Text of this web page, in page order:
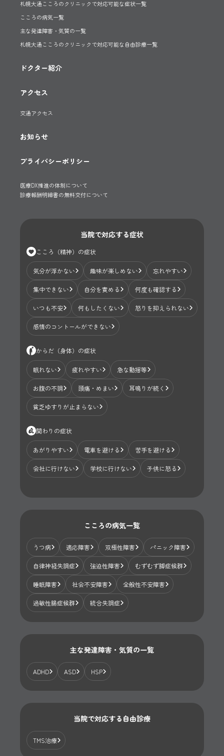
札幌大通こころのクリニックで対応可能な症状一覧
こころの病気一覧
主な発達障害・気質の一覧
札幌大通こころのクリニックで対応可能な自由診療一覧
ドクター紹介
アクセス
交通アクセス
お知らせ
プライバシーポリシー
医療DX推進の体制について
診療報酬明細書の無料交付について
当院で対応する症状
こころ（精神）の症状
気分が浮かない 趣味が楽しめない 忘れやすい
集中できない 自分を責める 何度も確認する
いつも不安 何もしたくない 怒りを抑えられない
感情のコントールができない
からだ（身体）の症状
眠れない 疲れやすい 急な動揺等
お腹の不調 頭痛・めまい 耳鳴りが続く
貧乏ゆすりが止まらない
関わりの症状
あがりやすい 電車を避ける 苦手を避ける
会社に行けない 学校に行けない 子供に怒る
こころの病気一覧
うつ病 適応障害 双極性障害 パニック障害
自律神経失調症 強迫性障害 むずむず脚症候群
睡眠障害 社会不安障害 全般性不安障害
過敏性腸症候群 統合失調症
主な発達障害・気質の一覧
ADHD ASD HSP
当院で対応する自由診療
TMS治療